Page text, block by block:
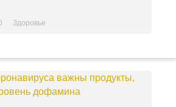
Здоровье